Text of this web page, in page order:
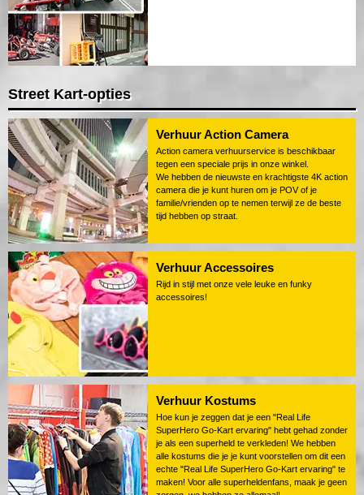
Street Kart-opties
Verhuur Action Camera
Action camera verhuurservice is beschikbaar
tegen een speciale prijs in onze winkel.
We hebben de nieuwste en krachtigste 4K action
camera die je kunt huren om je POV of je
familie/vrienden op te nemen terwijl ze de beste
tijd hebben op straat.
Verhuur Accessoires
Rijd in stijl met onze vele leuke en funky
accessoires!
Verhuur Kostums
Hoe kun je zeggen dat je een "Real Life
SuperHero Go-Kart ervaring" hebt gehad zonder
je als een superheld te verkleden! We hebben
alle kostums die je je kunt voorstellen om dit een
echte "Real Life SuperHero Go-Kart ervaring" te
maken! Voor alle superheldenfans, maak je geen